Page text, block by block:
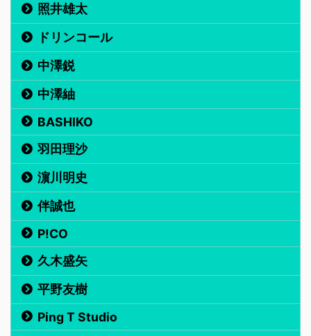
照井雄太
ドリンコール
中澤鋭
中澤紬
BASHIKO
羽田理沙
濵川明史
伴誠也
P!CO
久木盛矢
平野友樹
Ping T Studio